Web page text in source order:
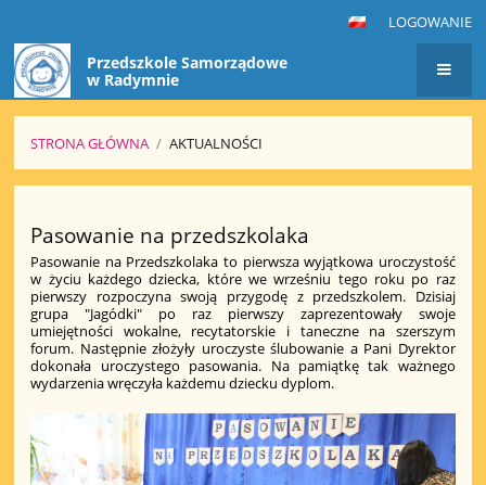
LOGOWANIE
Przedszkole Samorządowe
w Radymnie
STRONA GŁÓWNA / AKTUALNOŚCI
Pasowanie na przedszkolaka
Pasowanie na Przedszkolaka to pierwsza wyjątkowa uroczystość
w życiu każdego dziecka, które we wrześniu tego roku po raz
pierwszy rozpoczyna swoją przygodę z przedszkolem. Dzisiaj
grupa "Jagódki" po raz pierwszy zaprezentowały swoje
umiejętności wokalne, recytatorskie i taneczne na szerszym
forum. Następnie złożyły uroczyste ślubowanie a Pani Dyrektor
dokonała uroczystego pasowania. Na pamiątkę tak ważnego
wydarzenia wręczyła każdemu dziecku dyplom.